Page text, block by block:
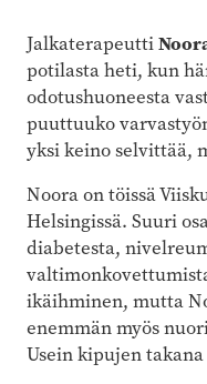
Jalkaterapeutti
potilasta heti, kun
odotushuoneesta
puuttuuko
yksi keino selvittää,
Noora on töissä
Helsingissä. Suuri
diabetesta,
ikäihminen, mutta
enemmän myös
Usein kipujen